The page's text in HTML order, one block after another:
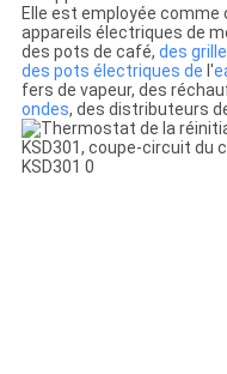
Elle est employée
appareils électriques de
des pots de café, des
des pots électriques de l'
fers de vapeur, des
ondes, des distributeurs